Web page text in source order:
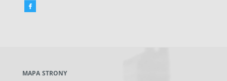
Facebook
karcie
MAPA STRONY